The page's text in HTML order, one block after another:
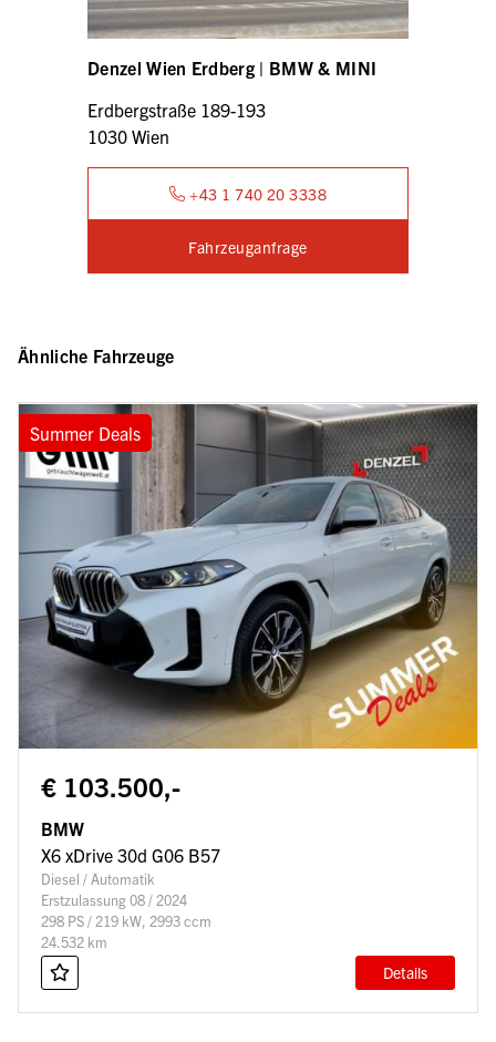
Denzel Wien Erdberg | BMW & MINI
Erdbergstraße 189-193
1030 Wien
+43 1 740 20 3338
Fahrzeuganfrage
Ähnliche Fahrzeuge
Summer Deals
€ 103.500,-
BMW
X6 xDrive 30d G06 B57
Diesel / Automatik
Erstzulassung 08 / 2024
298 PS / 219 kW, 2993 ccm
24.532 km
Details